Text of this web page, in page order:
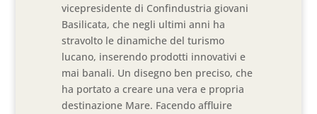
vicepresidente di Confindustria giovani
Basilicata, che negli ultimi anni ha
stravolto le dinamiche del turismo
lucano, inserendo prodotti innovativi e
mai banali. Un disegno ben preciso, che
ha portato a creare una vera e propria
destinazione Mare. Facendo affluire